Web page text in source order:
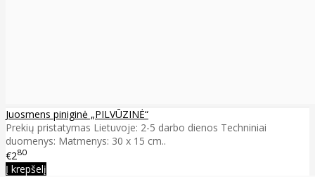
Juosmens piniginė „PILVŪZINĖ“
Prekių pristatymas Lietuvoje: 2-5 darbo dienos Techniniai
duomenys: Matmenys: 30 x 15 cm..
€280
Į krepšelį